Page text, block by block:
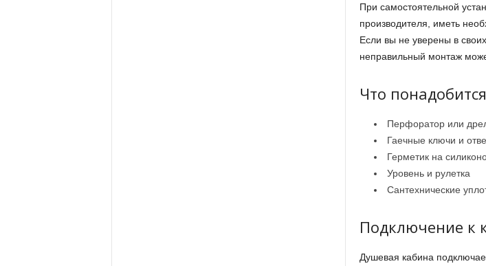
При самостоятельной
производителя, иметь
Если вы не уверены в
неправильный монтаж
Что
Перфоратор или
Гаечные ключи и
Герметик на
Уровень и рулетка
Сантехнические
Подключение к
Душевая кабина